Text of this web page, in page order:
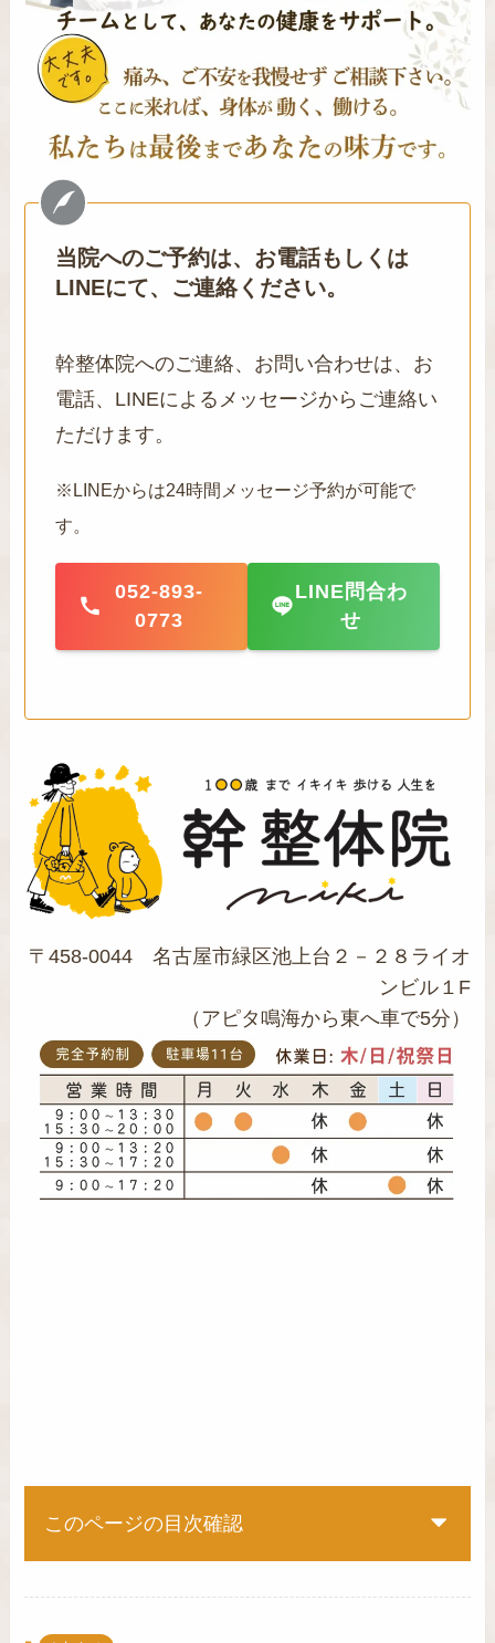
当院へのご予約は、お電話もしくは
LINEにて、ご連絡ください。
幹整体院へのご連絡、お問い合わせは、お
電話、LINEによるメッセージからご連絡い
ただけます。
※LINEからは24時間メッセージ予約が可能で
す。
052-893-
0773
LINE問合わ
せ
〒458-0044 名古屋市緑区池上台２－２８ライオ
ンビル１F
（アピタ鳴海から東へ車で5分）
このページの目次確認